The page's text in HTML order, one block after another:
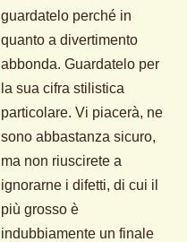
guardatelo perché in
quanto a divertimento
abbonda. Guardatelo per
la sua cifra stilistica
particolare. Vi piacerà, ne
sono abbastanza sicuro,
ma non riuscirete a
ignorarne i difetti, di cui il
più grosso è
indubbiamente un finale